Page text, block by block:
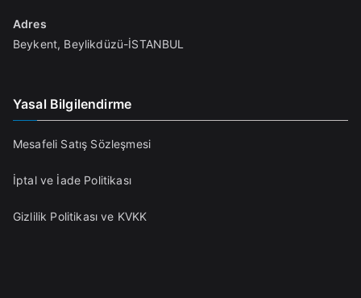
Adres
Beykent, Beylikdüzü-İSTANBUL
Yasal Bilgilendirme
Mesafeli Satış Sözleşmesi
İptal ve İade Politikası
Gizlilik Politikası ve KVKK